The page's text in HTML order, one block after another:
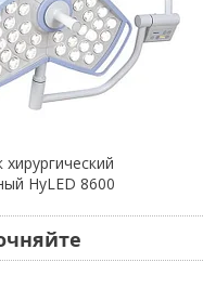
HyLED 8600